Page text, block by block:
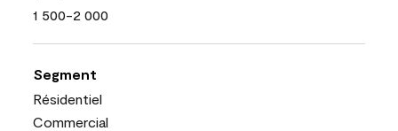
1 500-2 000
Segment
Résidentiel
Commercial